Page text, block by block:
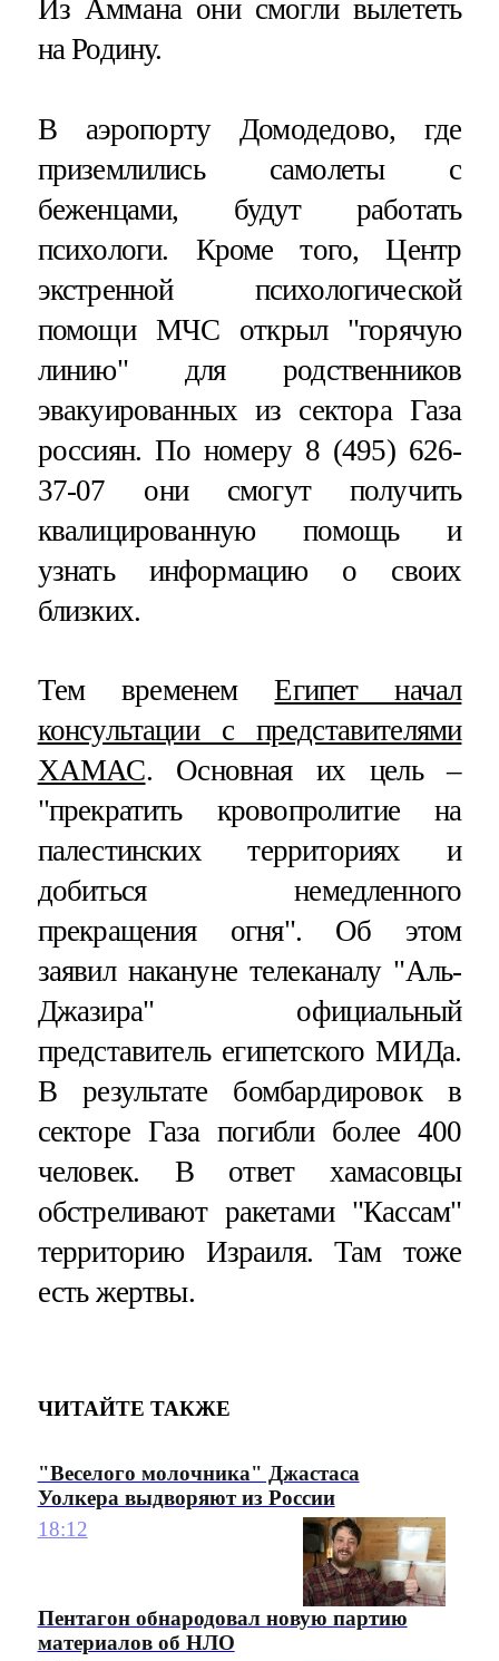
Из Аммана они смогли вылететь
на Родину.
В аэропорту Домодедово, где
приземлились самолеты с
беженцами, будут работать
психологи. Кроме того, Центр
экстренной психологической
помощи МЧС открыл "горячую
линию" для родственников
эвакуированных из сектора Газа
россиян. По номеру 8 (495) 626-
37-07 они смогут получить
квалицированную помощь и
узнать информацию о своих
близких.
Тем временемЕгипет начал
консультации с представителями
ХАМАС. Основная их цель –
"прекратить кровопролитие на
палестинских территориях и
добиться немедленного
прекращения огня". Об этом
заявил накануне телеканалу "Аль-
Джазира" официальный
представитель египетского МИДа.
В результате бомбардировок в
секторе Газа погибли более 400
человек. В ответ хамасовцы
обстреливают ракетами "Кассам"
территорию Израиля. Там тоже
есть жертвы.
ЧИТАЙТЕ ТАКЖЕ
"Веселого молочника" Джастаса
Уолкера выдворяют из России
18:12
Пентагон обнародовал новую партию
материалов об НЛО